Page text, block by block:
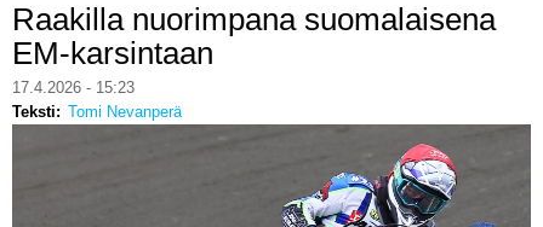
Käyttäjätunnus
Luo uusi käyttäjätili
CROSS COUNTRY
Raakilla nuorimpana suomalaisena
EM-karsintaan
17.4.2026 - 15:23
Teksti
Tomi Nevanperä